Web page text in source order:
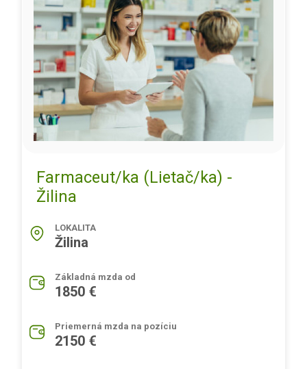
Farmaceut/ka (Lietač/ka) -
Žilina
LOKALITA
Žilina
Základná mzda od
1850 €
Priemerná mzda na pozíciu
2150 €